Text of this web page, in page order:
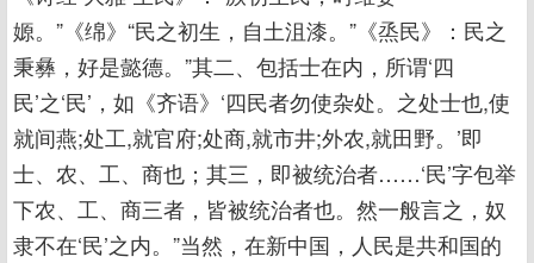
嫄。”《绵》“民之初生，自土沮漆。”《烝民》：民之
秉彝，好是懿德。”其二、包括士在内，所谓‘四
民’之‘民’，如《齐语》‘四民者勿使杂处。之处士也,使
就间燕;处工,就官府;处商,就市井;外农,就田野。’即
士、农、工、商也；其三，即被统治者……‘民’字包举
下农、工、商三者，皆被统治者也。然一般言之，奴
隶不在‘民’之内。”当然，在新中国，人民是共和国的